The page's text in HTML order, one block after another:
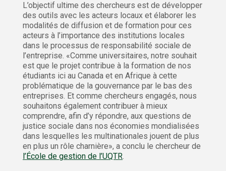
L’objectif ultime des chercheurs est de développer
des outils avec les acteurs locaux et élaborer les
modalités de diffusion et de formation pour ces
acteurs à l’importance des institutions locales
dans le processus de responsabilité sociale de
l’entreprise. «Comme universitaires, notre souhait
est que le projet contribue à la formation de nos
étudiants ici au Canada et en Afrique à cette
problématique de la gouvernance par le bas des
entreprises. Et comme chercheurs engagés, nous
souhaitons également contribuer à mieux
comprendre, afin d’y répondre, aux questions de
justice sociale dans nos économies mondialisées
dans lesquelles les multinationales jouent de plus
en plus un rôle charnière», a conclu le chercheur de
l’École de gestion de l’UQTR.